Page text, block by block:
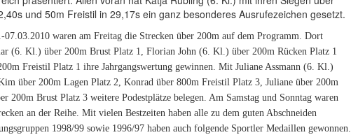
und 50m Freistil in 29,17s ein ganz besonderes Ausrufezeichen gesetzt.
07.03.2010 waren am Freitag die Strecken über 200m auf dem Programm. Dort
(6. Kl.) über 200m Brust Platz 1, Florian John (6. Kl.) über 200m Rücken Platz 1
Freistil Platz 1 ihre Jahrgangswertung gewinnen. Mit Juliane Assmann (6. Kl.)
über 200m Lagen Platz 2, Konrad über 800m Freistil Platz 3, Juliane über 200m
200m Brust Platz 3 weitere Podestplätze belegen. Am Samstag und Sonntag waren
an der Reihe. Mit vielen Bestzeiten haben alle zu dem guten Abschneiden
1998/99 sowie 1996/97 haben auch folgende Sportler Medaillen gewonnen.